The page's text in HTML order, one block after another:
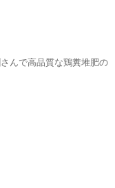
さんで高品質な鶏糞堆肥の